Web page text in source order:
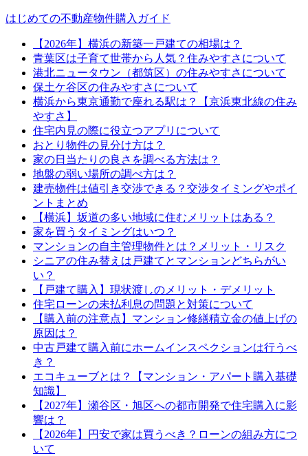
はじめての不動産物件購入ガイド
【2026年】横浜の新築一戸建ての相場は？
青葉区は子育て世帯から人気？住みやすさについて
港北ニュータウン（都筑区）の住みやすさについて
保土ケ谷区の住みやすさについて
横浜から東京通勤で座れる駅は？【京浜東北線の住み
やすさ】
住宅内見の際に役立つアプリについて
おとり物件の見分け方は？
家の日当たりの良さを調べる方法は？
地盤の弱い場所の調べ方は？
建売物件は値引き交渉できる？交渉タイミングやポイ
ントまとめ
【横浜】坂道の多い地域に住むメリットはある？
家を買うタイミングはいつ？
マンションの自主管理物件とは？メリット・リスク
シニアの住み替えは戸建てとマンションどちらがい
い？
【戸建て購入】現状渡しのメリット・デメリット
住宅ローンの未払利息の問題と対策について
【購入前の注意点】マンション修繕積立金の値上げの
原因は？
中古戸建て購入前にホームインスペクションは行うべ
き？
エコキューブとは？【マンション・アパート購入基礎
知識】
【2027年】瀬谷区・旭区への都市開発で住宅購入に影
響は？
【2026年】円安で家は買うべき？ローンの組み方につ
いて